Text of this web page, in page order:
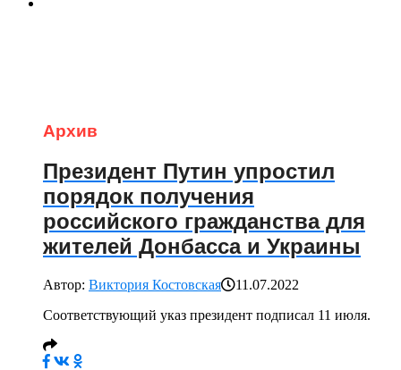
Архив
Президент Путин упростил
порядок получения
российского гражданства для
жителей Донбасса и Украины
Автор: Виктория Костовская
11.07.2022
Соответствующий указ президент подписал 11 июля.